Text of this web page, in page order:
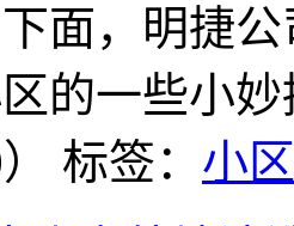
面，明捷
的一些小妙
标签： 小